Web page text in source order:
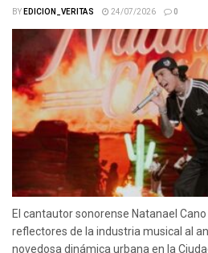
BYEDICION_VERITAS 24/07/2026 0
El cantautor sonorense Natanael
reflectores de la industria musical al
novedosa dinámica urbana en la